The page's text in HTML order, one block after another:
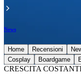
News
Home Recensioni
Cosplay
Boardgame
CRESCITA